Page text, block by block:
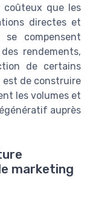
coûteux que les
directes et
se compensent
rendements,
de certains
est de construire
les volumes et
auprès
marketing